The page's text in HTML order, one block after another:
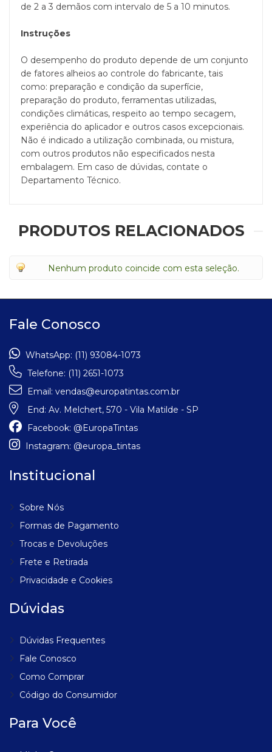
de 2 a 3 demãos com intervalo de 5 a 10 minutos.
Instruções
O desempenho do produto depende de um conjunto
de fatores alheios ao controle do fabricante, tais
como: preparação e condição da superfície,
preparação do produto, ferramentas utilizadas,
condições climáticas, respeito ao tempo secagem,
experiência do aplicador e outros casos excepcionais.
Não é indicado a utilização combinada, ou mistura,
com outros produtos não especificados nesta
embalagem. Em caso de dúvidas, contate o
Departamento Técnico.
PRODUTOS RELACIONADOS
Nenhum produto coincide com esta seleção.
Fale Conosco
WhatsApp: (11) 93084-1073
Telefone: (11) 2651-1073
Email: vendas@europatintas.com.br
End: Av. Melchert, 570 - Vila Matilde - SP
Facebook: @EuropaTintas
Instagram: @europa_tintas
Institucional
Sobre Nós
Formas de Pagamento
Trocas e Devoluções
Frete e Retirada
Privacidade e Cookies
Dúvidas
Dúvidas Frequentes
Fale Conosco
Como Comprar
Código do Consumidor
Para Você